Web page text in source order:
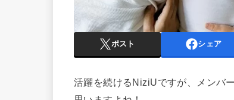
ポスト シェア
活躍を続けるNiziUですが、メンバ